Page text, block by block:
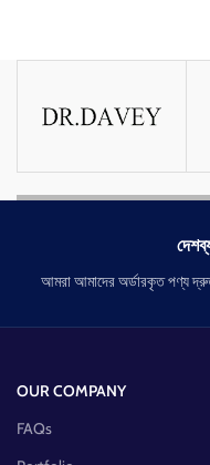
আমরা আমাদের অর্ডারকৃত পণ্য
OUR COMPANY
FAQs